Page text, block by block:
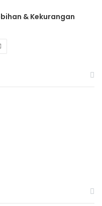
& Kekurangan
Next